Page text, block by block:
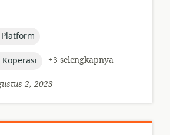
+3 selengkapnya
2, 2023